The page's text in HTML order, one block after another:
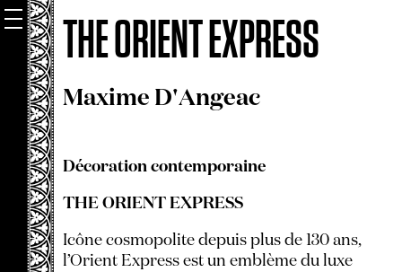
THE ORIENT EXPRESS
Maxime D'Angeac
Décoration contemporaine
THE ORIENT EXPRESS
Icône cosmopolite depuis plus de 130 ans,
l’Orient Express est un emblème du luxe